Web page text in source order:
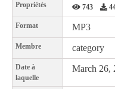
Propriétés 743
Format MP3
Membre category
Date à
laquelle
March 26,